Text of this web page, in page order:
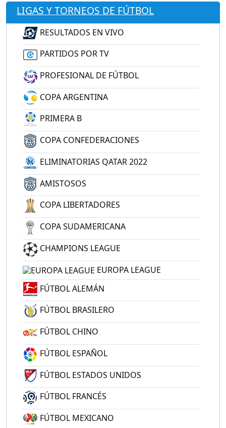
LIGAS Y TORNEOS DE FÚTBOL
RESULTADOS EN VIVO
PARTIDOS POR TV
PROFESIONAL DE FÚTBOL
COPA ARGENTINA
PRIMERA B
COPA CONFEDERACIONES
ELIMINATORIAS QATAR 2022
AMISTOSOS
COPA LIBERTADORES
COPA SUDAMERICANA
CHAMPIONS LEAGUE
EUROPA LEAGUE
FÚTBOL ALEMÁN
FÚTBOL BRASILERO
FÚTBOL CHINO
FÚTBOL ESPAÑOL
FÚTBOL ESTADOS UNIDOS
FÚTBOL FRANCÉS
FÚTBOL MEXICANO